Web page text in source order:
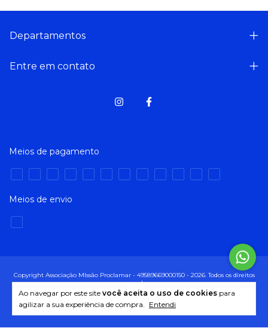
Ao navegar por este site você aceita o uso de cookies para
agilizar a sua experiência de compra. Entendi
Departamentos
Entre em contato
Meios de pagamento
Meios de envio
Copyright Associação MIssão Proclamar - 49589669000150 - 2026. Todos os direitos
reservados.